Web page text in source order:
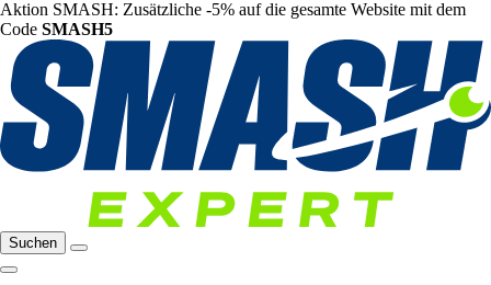
Aktion SMASH: Zusätzliche -5% auf die gesamte Website mit dem
Code SMASH5
Suchen